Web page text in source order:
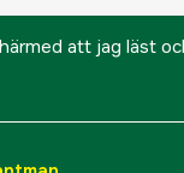
att jag läst